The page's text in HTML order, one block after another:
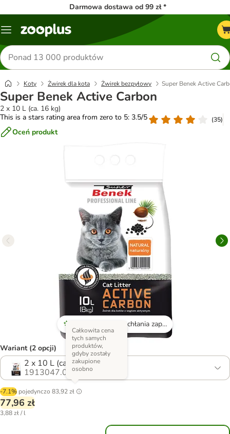
Darmowa dostawa od 99 zł *
Menu
Szukaj
produktów
Koty Żwirek dla kota Żwirek bezpyłowy Super Benek Active
Super Benek Active Carbon
2 x 10 L (ca. 16 kg)
This is a stars rating area from zero to 5: 3.5/5
(35)
Oceń produkt
Bardzo dobrze pochłania zapachy
Wariant (2 opcji)
2 x 10 L (ca. 16 kg)
1913047.0
-7.1% pojedynczo 83,92 zł
Całkowita cena
tych samych
produktów,
gdyby zostały
zakupione
osobno
77,96 zł
3,88 zł / l